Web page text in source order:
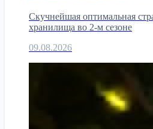
Скучнейшая оптимальная
хранилища во 2-м сезоне
09.08.2026